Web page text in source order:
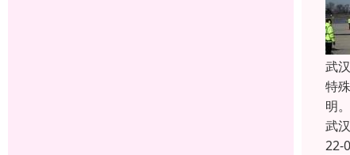
武
特
明
武
22-